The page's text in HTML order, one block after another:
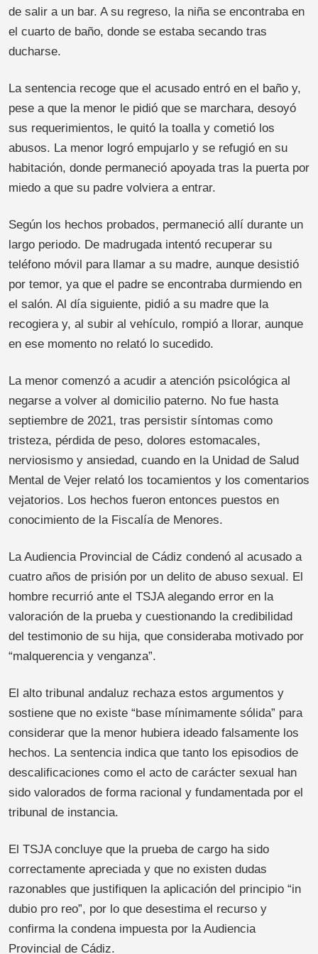
de salir a un bar. A su regreso, la niña se encontraba en
el cuarto de baño, donde se estaba secando tras
ducharse.
La sentencia recoge que el acusado entró en el baño y,
pese a que la menor le pidió que se marchara, desoyó
sus requerimientos, le quitó la toalla y cometió los
abusos. La menor logró empujarlo y se refugió en su
habitación, donde permaneció apoyada tras la puerta por
miedo a que su padre volviera a entrar.
Según los hechos probados, permaneció allí durante un
largo periodo. De madrugada intentó recuperar su
teléfono móvil para llamar a su madre, aunque desistió
por temor, ya que el padre se encontraba durmiendo en
el salón. Al día siguiente, pidió a su madre que la
recogiera y, al subir al vehículo, rompió a llorar, aunque
en ese momento no relató lo sucedido.
La menor comenzó a acudir a atención psicológica al
negarse a volver al domicilio paterno. No fue hasta
septiembre de 2021, tras persistir síntomas como
tristeza, pérdida de peso, dolores estomacales,
nerviosismo y ansiedad, cuando en la Unidad de Salud
Mental de Vejer relató los tocamientos y los comentarios
vejatorios. Los hechos fueron entonces puestos en
conocimiento de la Fiscalía de Menores.
La Audiencia Provincial de Cádiz condenó al acusado a
cuatro años de prisión por un delito de abuso sexual. El
hombre recurrió ante el TSJA alegando error en la
valoración de la prueba y cuestionando la credibilidad
del testimonio de su hija, que consideraba motivado por
“malquerencia y venganza”.
El alto tribunal andaluz rechaza estos argumentos y
sostiene que no existe “base mínimamente sólida” para
considerar que la menor hubiera ideado falsamente los
hechos. La sentencia indica que tanto los episodios de
descalificaciones como el acto de carácter sexual han
sido valorados de forma racional y fundamentada por el
tribunal de instancia.
El TSJA concluye que la prueba de cargo ha sido
correctamente apreciada y que no existen dudas
razonables que justifiquen la aplicación del principio “in
dubio pro reo”, por lo que desestima el recurso y
confirma la condena impuesta por la Audiencia
Provincial de Cádiz.